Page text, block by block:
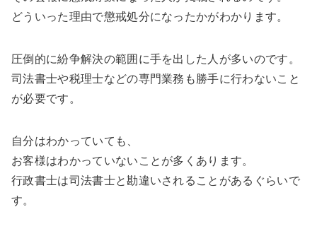
どういった理由で懲戒処分になったかがわかります。
圧倒的に紛争解決の範囲に手を出した人が多いのです。
司法書士や税理士などの専門業務も勝手に行わないこと
が必要です。
自分はわかっていても、
お客様はわかっていないことが多くあります。
行政書士は司法書士と勘違いされることがあるぐらいで
す。